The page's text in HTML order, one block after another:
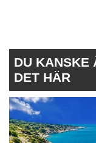
DU KANSKE
DET HÄR